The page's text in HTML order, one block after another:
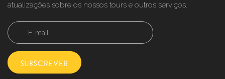
atualizações sobre os nossos tours e outros serviços.
SUBSCREVER